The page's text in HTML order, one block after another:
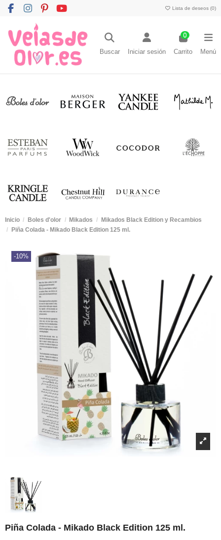
Lista de deseos (0)
Buscar Iniciar sesión
0
Carrito Menú
Inicio Boles d'olor Mikados
Mikados Black Edition y Recambios
Piña Colada - Mikado Black Edition 125 ml.
-10%
Piña Colada - Mikado Black Edition 125 ml.